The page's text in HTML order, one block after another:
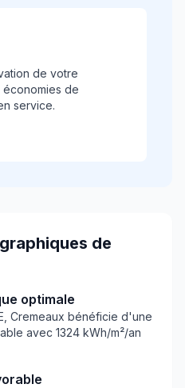
de votre
économies de
service.
de
optimale
Cremeaux bénéficie d'une
avec 1324 kWh/m²/an